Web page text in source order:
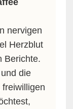
nervigen
Herzblut
Berichte.
die